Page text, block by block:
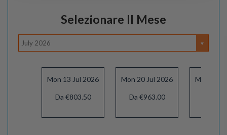
Selezionare Il Mese
July 2026
Mon 13 Jul 2026
Da €803.50
Mon 20 Jul 2026
Da €963.00
Mon 27